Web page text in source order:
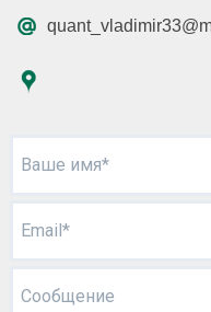
Ваше имя*
Email*
Сообщение